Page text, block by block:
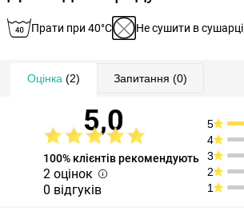
Прати при 40°C Не сушити в сушарці
Оцінка (2) Запитання (0)
5,0
100% клієнтів рекомендують
2 оцінок
0 відгуків
5
4
3
2
1